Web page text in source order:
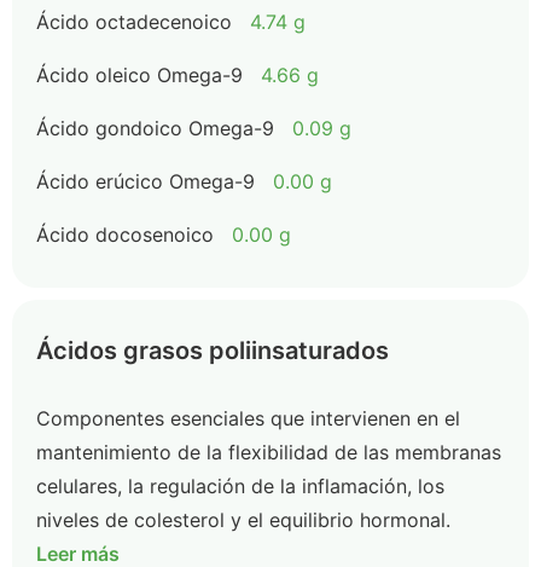
Ácido octadecenoico 4.74 g
Ácido oleico Omega-9 4.66 g
Ácido gondoico Omega-9 0.09 g
Ácido erúcico Omega-9 0.00 g
Ácido docosenoico 0.00 g
Ácidos grasos poliinsaturados
Componentes esenciales que intervienen en el
mantenimiento de la flexibilidad de las membranas
celulares, la regulación de la inflamación, los
niveles de colesterol y el equilibrio hormonal.
Leer más